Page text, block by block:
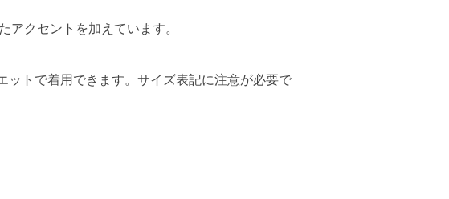
クセントを加えています。
ットで着用できます。サイズ表記に注意が必要で